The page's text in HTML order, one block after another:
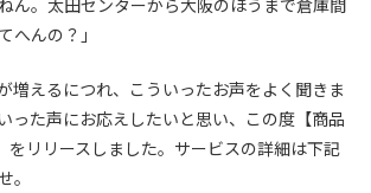
へんの？」
増えるにつれ、こういったお声をよく聞きま
った声にお応えしたいと思い、この度【商品
をリリースしました。サービスの詳細は下記
。